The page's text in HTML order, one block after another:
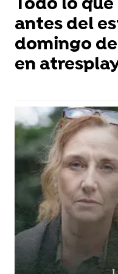
Todo lo
antes del
domingo
en